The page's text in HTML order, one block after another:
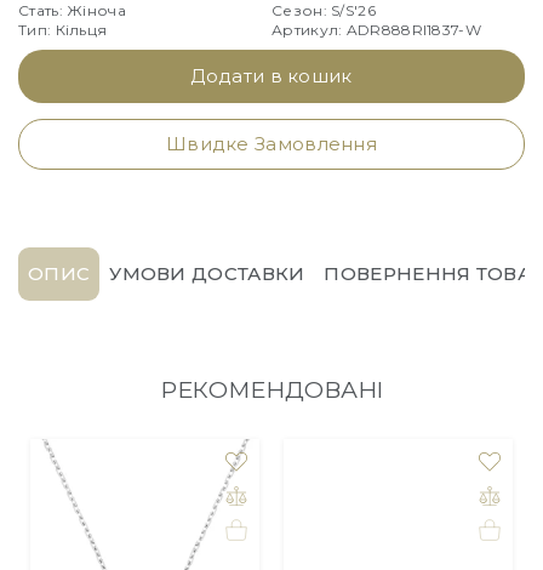
Стать: Жіноча
Тип: Кільця
Сезон: S/S'26
Артикул: ADR888RI1837-W
Додати в кошик
Швидке Замовлення
ОПИС УМОВИ ДОСТАВКИ ПОВЕРНЕННЯ
РЕКОМЕНДОВАНІ